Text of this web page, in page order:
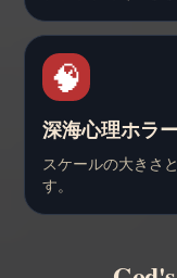
🧠
深海心理ホラ
スケールの大きさ
す。